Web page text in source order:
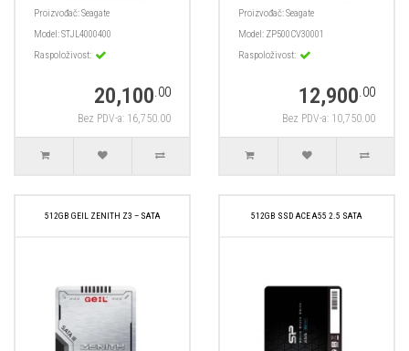
Proizvođač:Seagate
Model:STJL4000400
Raspoloživost:
20,100.00
Bez PDV-a: 16,750.00
Proizvođač:Seagate
Model: ZP500CV30001
Raspoloživost:
12,900.00
Bez PDV-a: 10,750.00
512GB GEIL ZENITH Z3 – SATA 512GB SSD ACE A55 2.5 SATA